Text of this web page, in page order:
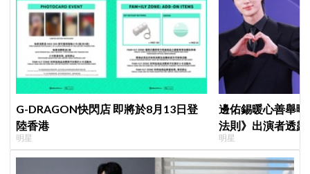
G-DRAGON快閃店 即將於8月13日登
陸香港
明星
邊佑錫暖心善舉
法則》出演者透
患者順利完成治療
明星